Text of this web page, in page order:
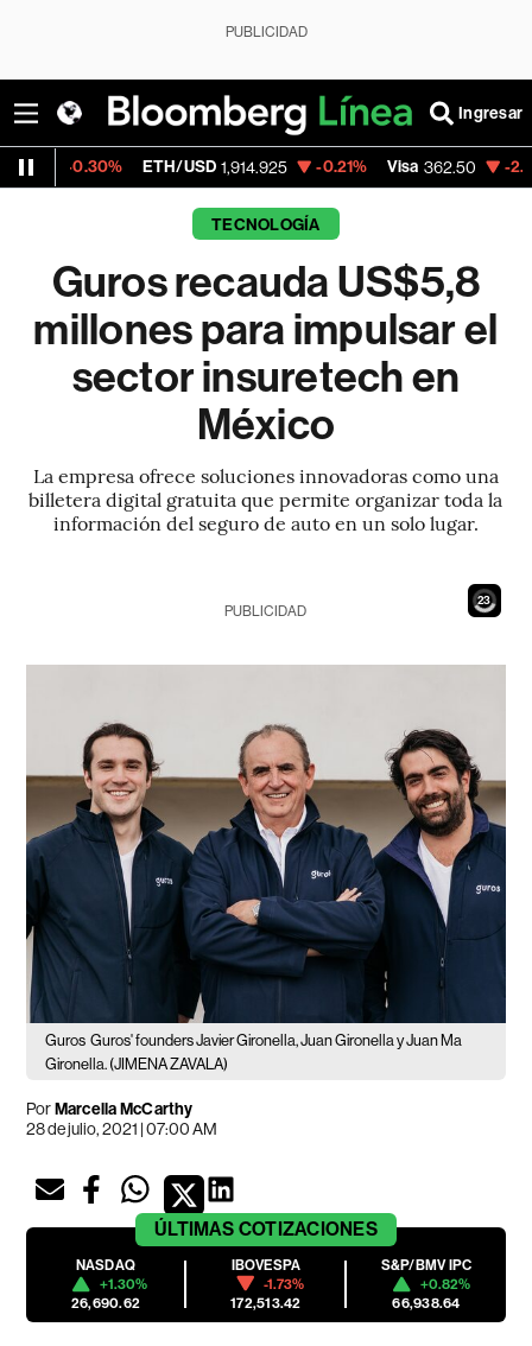
PUBLICIDAD
Ingresar
ETH/USD 1,914.925 -0.21% Visa 362.50 -2.15%
TECNOLOGÍA
Guros recauda US$5,8
millones para impulsar el
sector insuretech en
México
La empresa ofrece soluciones innovadoras como una
billetera digital gratuita que permite organizar toda la
información del seguro de auto en un solo lugar.
21
PUBLICIDAD
Guros Guros' founders Javier Gironella, Juan Gironella y Juan Ma
Gironella. (JIMENA ZAVALA)
PorMarcella McCarthy
28 de julio, 2021 | 07:00 AM
ÚLTIMAS COTIZACIONES
NASDAQ
+1.30%
26,690.62
IBOVESPA
-1.73%
172,513.42
S&P/BMV IPC
+0.82%
66,938.64